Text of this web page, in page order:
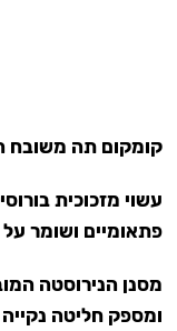
קומקום תה משובח
עשוי מזכוכית
פתאומיים ושומר
מסנן הנירוסטה
ומספק חליטה